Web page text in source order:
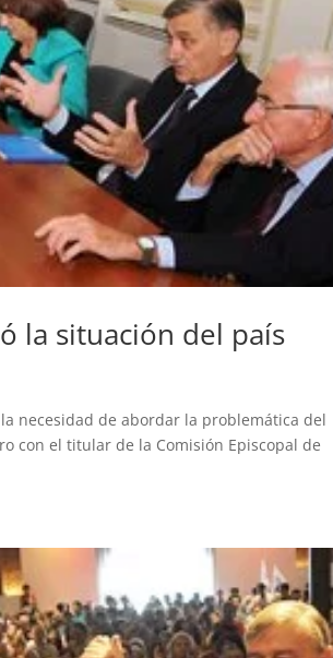
la situación del país
necesidad de abordar la problemática del
con el titular de la Comisión Episcopal de